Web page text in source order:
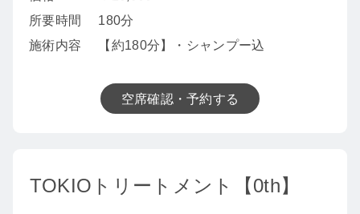
所要時間
180分
施術内容
【約180分】・シャンプー込
空席確認・予約する
TOKIOトリートメント【0th】